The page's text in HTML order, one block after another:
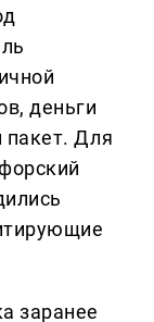
деньги
пакет. Для
заранее